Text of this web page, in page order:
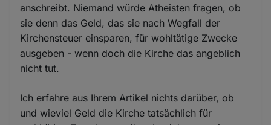
anschreibt. Niemand würde Atheisten fragen, ob
sie denn das Geld, das sie nach Wegfall der
Kirchensteuer einsparen, für wohltätige Zwecke
ausgeben - wenn doch die Kirche das angeblich
nicht tut.
Ich erfahre aus Ihrem Artikel nichts darüber, ob
und wieviel Geld die Kirche tatsächlich für